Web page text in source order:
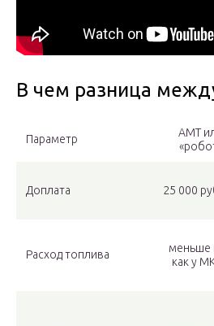
В чем разница
Параметр
АМТ
Доплата 25 000
Расход топлива
меньше
как у